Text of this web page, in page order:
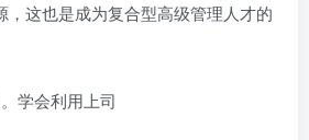
，这也是成为复合型高级管理人才的
学会利用上司